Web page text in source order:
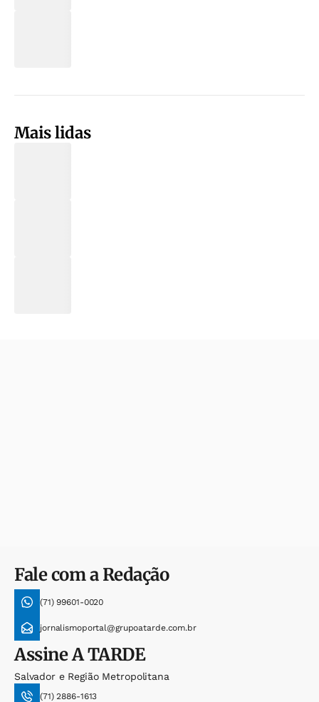
Mais lidas
Fale com a Redação
(71) 99601-0020
jornalismoportal@grupoatarde.com.br
AssineA TARDE
Salvador e Região Metropolitana
(71) 2886-1613